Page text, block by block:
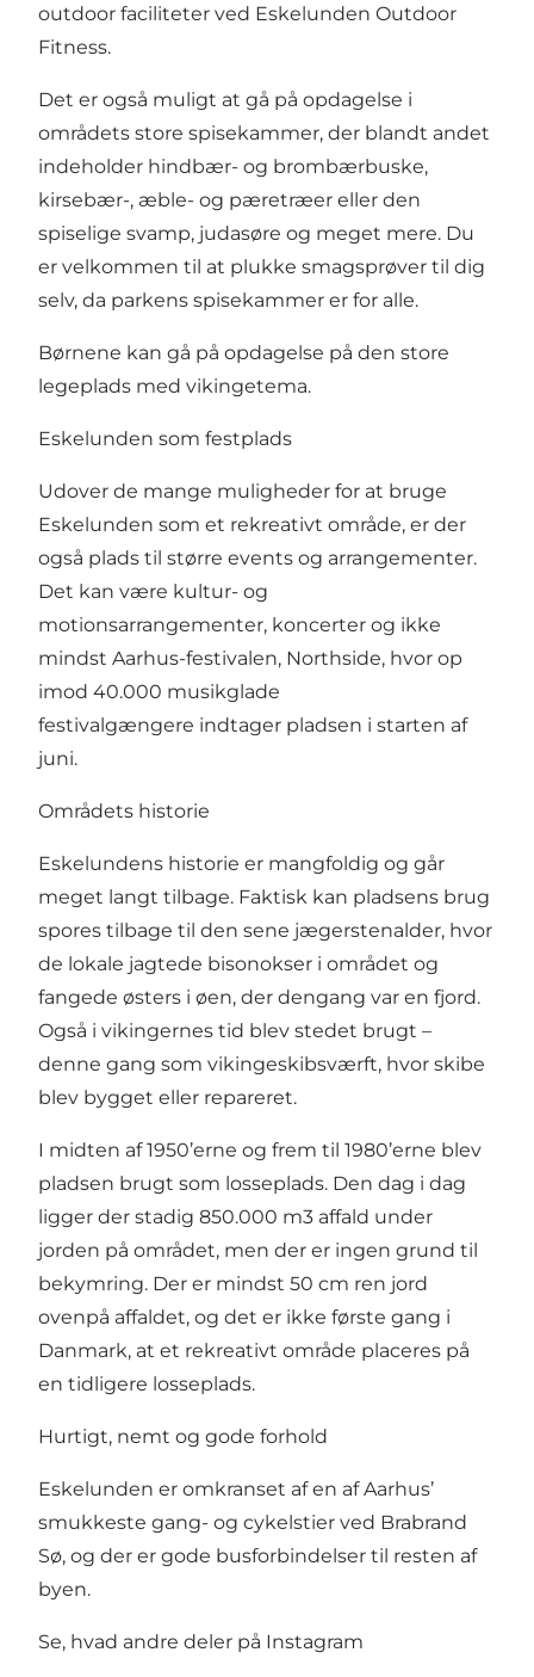
outdoor faciliteter ved Eskelunden Outdoor
Fitness.
Det er også muligt at gå på opdagelse i
områdets store spisekammer, der blandt andet
indeholder hindbær- og brombærbuske,
kirsebær-, æble- og pæretræer eller den
spiselige svamp, judasøre og meget mere. Du
er velkommen til at plukke smagsprøver til dig
selv, da parkens spisekammer er for alle.
Børnene kan gå på opdagelse på den store
legeplads med vikingetema.
Eskelunden som festplads
Udover de mange muligheder for at bruge
Eskelunden som et rekreativt område, er der
også plads til større events og arrangementer.
Det kan være kultur- og
motionsarrangementer, koncerter og ikke
mindst Aarhus-festivalen, Northside, hvor op
imod 40.000 musikglade
festivalgængere indtager pladsen i starten af
juni.
Områdets historie
Eskelundens historie er mangfoldig og går
meget langt tilbage. Faktisk kan pladsens brug
spores tilbage til den sene jægerstenalder, hvor
de lokale jagtede bisonokser i området og
fangede østers i øen, der dengang var en fjord.
Også i vikingernes tid blev stedet brugt –
denne gang som vikingeskibsværft, hvor skibe
blev bygget eller repareret.
I midten af 1950’erne og frem til 1980’erne blev
pladsen brugt som losseplads. Den dag i dag
ligger der stadig 850.000 m3 affald under
jorden på området, men der er ingen grund til
bekymring. Der er mindst 50 cm ren jord
ovenpå affaldet, og det er ikke første gang i
Danmark, at et rekreativt område placeres på
en tidligere losseplads.
Hurtigt, nemt og gode forhold
Eskelunden er omkranset af en af Aarhus’
smukkeste gang- og cykelstier ved Brabrand
Sø, og der er gode busforbindelser til resten af
byen.
Se, hvad andre deler på Instagram